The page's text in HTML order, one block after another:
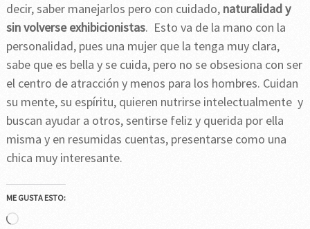
decir, saber manejarlos pero con cuidado, naturalidad y
sin volverse exhibicionistas. Esto va de la mano con la
personalidad, pues una mujer que la tenga muy clara,
sabe que es bella y se cuida, pero no se obsesiona con ser
el centro de atracción y menos para los hombres. Cuidan
su mente, su espíritu, quieren nutrirse intelectualmente y
buscan ayudar a otros, sentirse feliz y querida por ella
misma y en resumidas cuentas, presentarse como una
chica muy interesante.
ME GUSTA ESTO:
Cargando...